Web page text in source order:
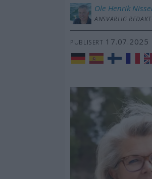
Ole Henrik
ANSVARLIG
PUBLISERT